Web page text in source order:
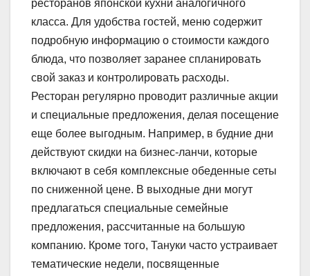
ресторанов японской кухни аналогичного
класса. Для удобства гостей, меню содержит
подробную информацию о стоимости каждого
блюда, что позволяет заранее спланировать
свой заказ и контролировать расходы.
Ресторан регулярно проводит различные акции
и специальные предложения, делая посещение
еще более выгодным. Например, в будние дни
действуют скидки на бизнес-ланчи, которые
включают в себя комплексные обеденные сеты
по сниженной цене. В выходные дни могут
предлагаться специальные семейные
предложения, рассчитанные на большую
компанию. Кроме того, Тануки часто устраивает
тематические недели, посвященные